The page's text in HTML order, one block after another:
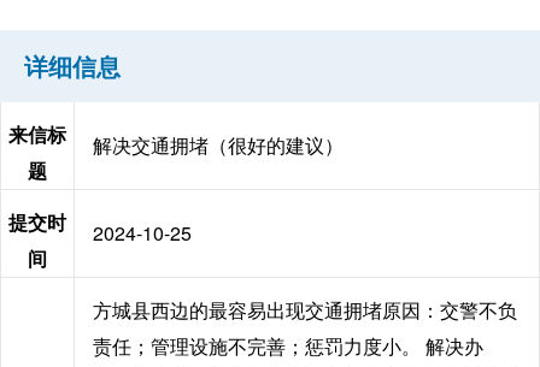
详细信息
来信标
题
解决交通拥堵（很好的建议）
提交时
间
2024-10-25
方城县西边的最容易出现交通拥堵原因：交警不负
责任；管理设施不完善；惩罚力度小。 解决办